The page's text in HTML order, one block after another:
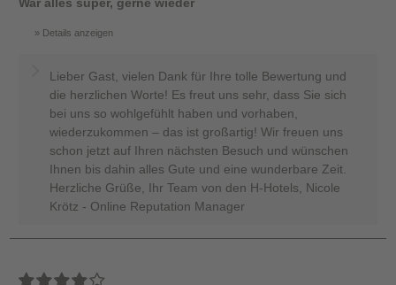
Details anzeigen
Lieber Gast, vielen Dank für Ihre tolle Bewertung und
die herzlichen Worte! Es freut uns sehr, dass Sie sich
bei uns so wohlgefühlt haben und vorhaben,
wiederzukommen – das ist großartig! Wir freuen uns
schon jetzt auf Ihren nächsten Besuch und wünschen
Ihnen bis dahin alles Gute und eine wunderbare Zeit.
Herzliche Grüße, Ihr Team von den H-Hotels, Nicole
Krötz - Online Reputation Manager